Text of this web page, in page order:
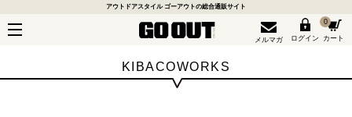
アウトドアスタイル ゴーアウトの総合通販サイト
メルマガ ログイン
0
カート
KIBACOWORKS